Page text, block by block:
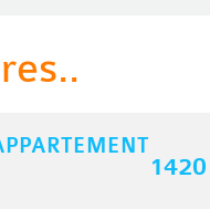
1420